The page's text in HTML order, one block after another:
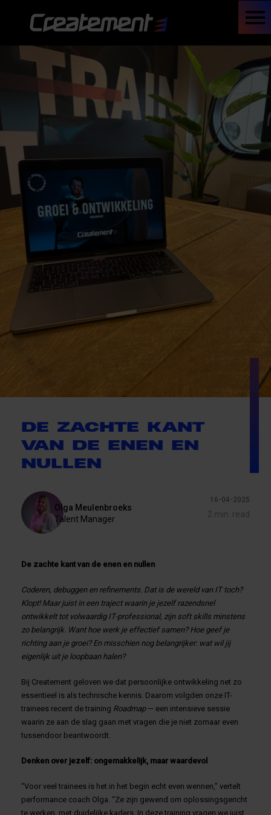
DE ZACHTE KANT
VAN DE ENEN EN
NULLEN
Olga Meulenbroeks
Talent Manager
16-04-2025
2 min. read
De zachte kant van de enen en nullen
Coderen, debuggen en refinements. Dat is de wereld van IT toch?
Klopt! Maar juist in een traject waarin je jezelf razendsnel
ontwikkelt tot volwaardig IT-professional, zijn soft skills minstens
zo belangrijk. Want hoe werk je effectief samen? Hoe geef je
richting aan je groei? En misschien nog belangrijker: wat wil jij
eigenlijk uit je loopbaan halen?
Bij Createment geloven we dat persoonlijke ontwikkeling net zo
essentieel is als technische kennis. Daarom volgden onze IT-
trainees recent de training Roadmap — een intensieve sessie
waarin ze aan de slag gaan met vragen die je niet zomaar even
tussendoor beantwoordt.
Denken over jezelf: ongemakkelijk, maar waardevol
“Voor veel trainees is het in het begin echt even wennen,” vertelt
performance coach Olga. “Ze zijn gewend om oplossingsgericht
te werken, met duidelijke kaders. In deze training vragen we juist